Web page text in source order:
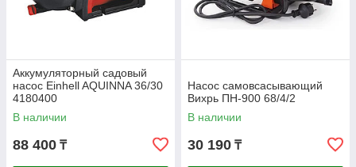
Аккумуляторный садовый
насос Einhell AQUINNA 36/30
4180400
В наличии
88 400 ₸
Насос самовсасывающий
Вихрь ПН-900 68/4/2
В наличии
30 190 ₸